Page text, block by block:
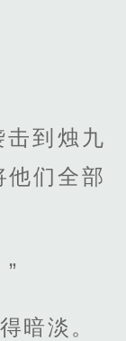
到烛九
他们全部
暗淡。